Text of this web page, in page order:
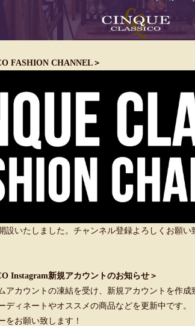
FASHION CHANNEL＞
設いたしました。チャンネル登録よろしくお願い
Instagram新規アカウントのお知らせ＞
アカウントの凍結を受け、新規アカウントを作成
ディネートやオススメの商品などを更新中です。
をお願い致します！